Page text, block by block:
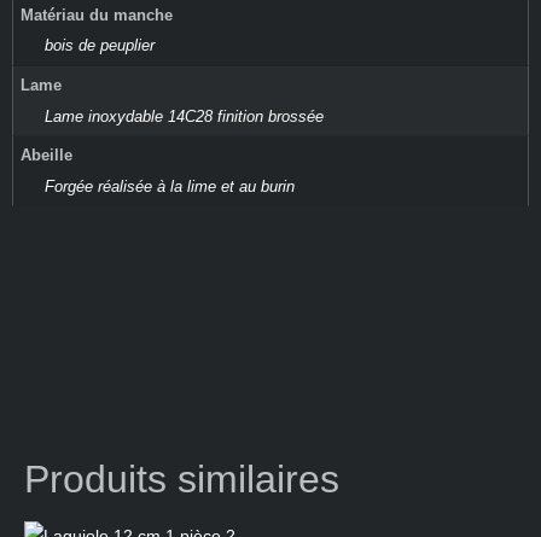
Matériau du manche
bois de peuplier
Lame
Lame inoxydable 14C28 finition brossée
Abeille
Forgée réalisée à la lime et au burin
Produits similaires